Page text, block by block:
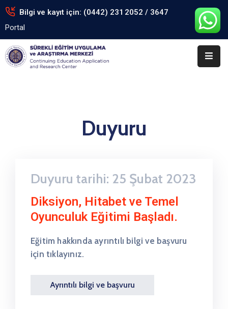
Bilgi ve kayıt için: (0442) 231 2052 / 3647
Portal
Anasayfa
Kurumsal
İletişim
Duyuru
Duyuru tarihi: 25 Şubat 2023
Diksiyon, Hitabet ve Temel
Oyunculuk Eğitimi Başladı.
Eğitim hakkında ayrıntılı bilgi ve başvuru
için tıklayınız.
Ayrıntılı bilgi ve başvuru